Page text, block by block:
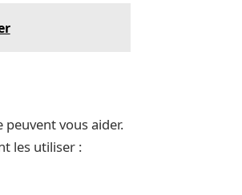
vous aider.
les utiliser :